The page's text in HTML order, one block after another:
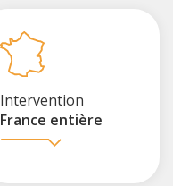
Intervention
France entière